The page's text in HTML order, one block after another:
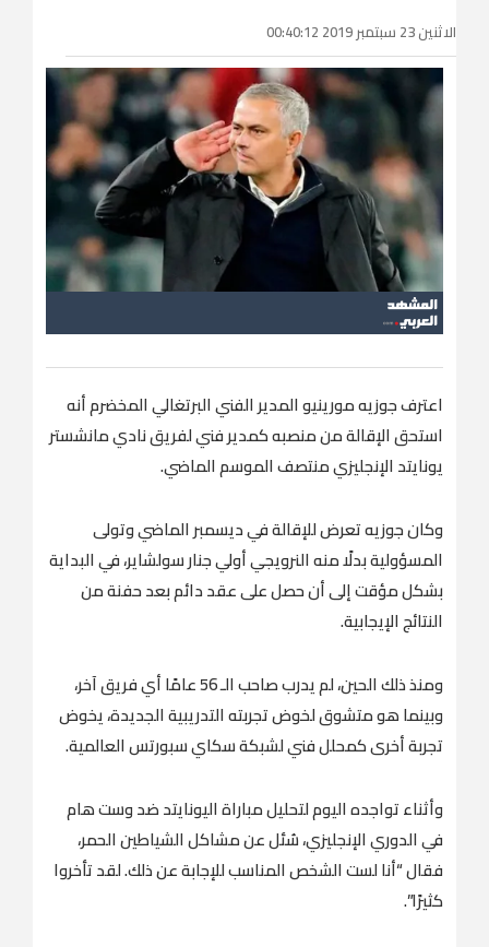
الاثنين 23 سبتمبر 2019 00:40:12
اعترف جوزيه مورينيو المدير الفني البرتغالي المخضرم أنه
استحق الإقالة من منصبه كمدير فني لفريق نادي مانشستر
يونايتد الإنجليزي منتصف الموسم الماضي.
وكان جوزيه تعرض للإقالة في ديسمبر الماضي وتولى
المسؤولية بدلًا منه النرويجي أولي جنار سولشاير، في البداية
بشكل مؤقت إلى أن حصل على عقد دائم بعد حفنة من
النتائج الإيجابية.
ومنذ ذلك الحين، لم يدرب صاحب الـ 56 عامًا أي فريق آخر،
وبينما هو متشوق لخوض تجربته التدريبية الجديدة، يخوض
تجربة أخرى كمحلل فني لشبكة سكاي سبورتس العالمية.
وأثناء تواجده اليوم لتحليل مباراة اليونايتد ضد وست هام
في الدوري الإنجليزي، سُئل عن مشاكل الشياطين الحمر،
فقال “أنا لست الشخص المناسب للإجابة عن ذلك. لقد تأخروا
كثيرًا”.